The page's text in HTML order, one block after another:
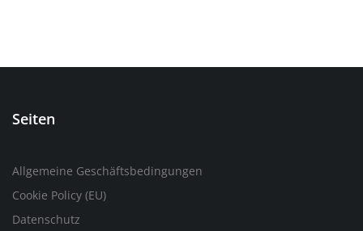
Seiten
Allgemeine Geschäftsbedingungen
Cookie Policy (EU)
Datenschutz